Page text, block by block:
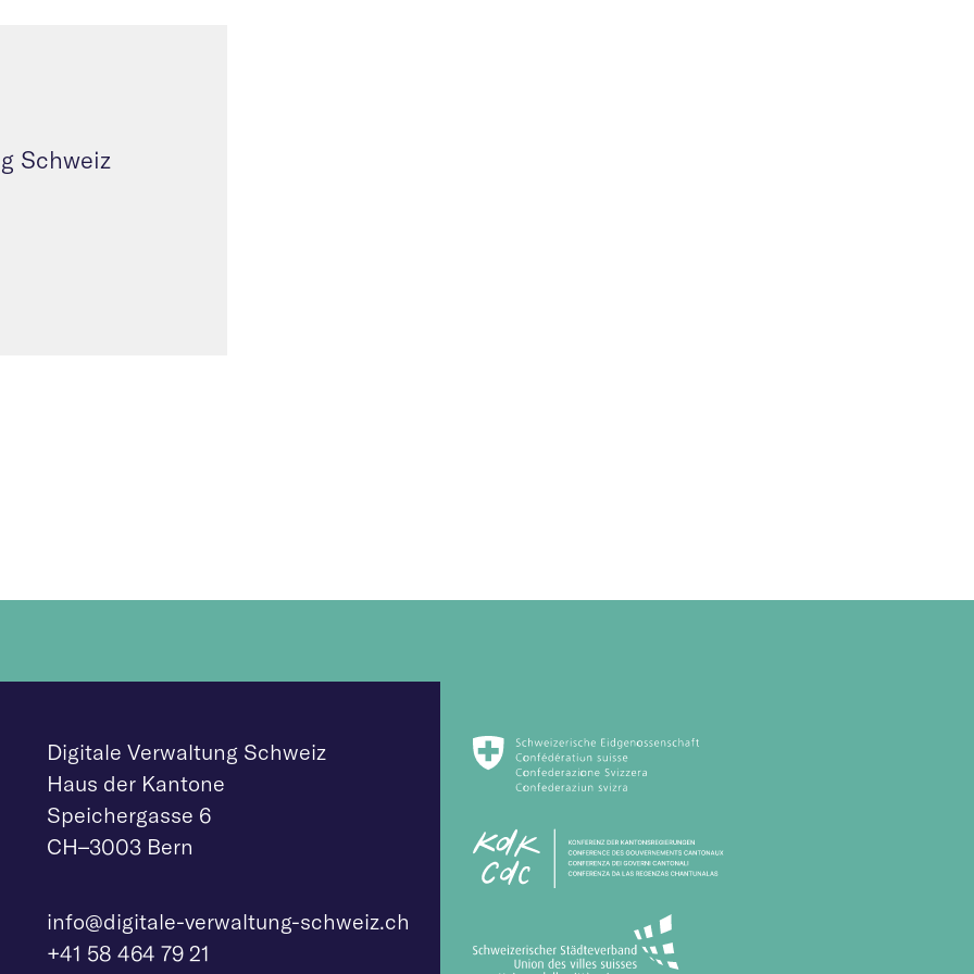
Schweiz
Digitale Verwaltung Schweiz
Haus der Kantone
Speichergasse 6
CH–3003 Bern
info@digitale-verwaltung-schweiz.ch
+41 58 464 79 21